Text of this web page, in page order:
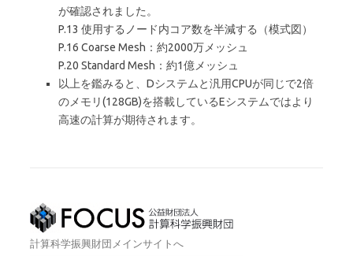
が確認されました。
P.13 使用するノード内コア数を半減する（模式図）
P.16 Coarse Mesh：約2000万メッシュ
P.20 Standard Mesh：約1億メッシュ
以上を鑑みると、Dシステムと汎用CPUが同じで2倍
のメモリ(128GB)を搭載しているEシステムではより
高速の計算が期待されます。
計算科学振興財団メインサイトへ